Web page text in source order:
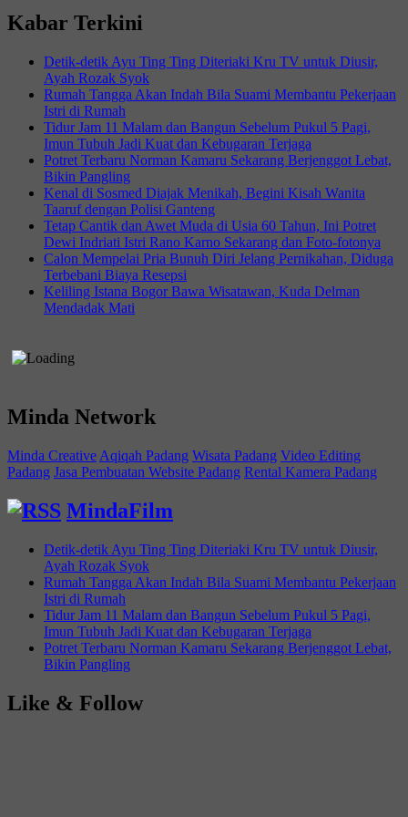
Kabar Terkini
Detik-detik Ayu Ting Ting Diteriaki Kru TV untuk Diusir,
Ayah Rozak Syok
Rumah Tangga Akan Indah Bila Suami Membantu Pekerjaan
Istri di Rumah
Tidur Jam 11 Malam dan Bangun Sebelum Pukul 5 Pagi,
Imun Tubuh Jadi Kuat dan Kebugaran Terjaga
Potret Terbaru Norman Kamaru Sekarang Berjenggot Lebat,
Bikin Pangling
Kenal di Sosmed Diajak Menikah, Begini Kisah Wanita
Taaruf dengan Polisi Ganteng
Tetap Cantik dan Awet Muda di Usia 60 Tahun, Ini Potret
Dewi Indriati Istri Rano Karno Sekarang dan Foto-fotonya
Calon Mempelai Pria Bunuh Diri Jelang Pernikahan, Diduga
Terbebani Biaya Resepsi
Keliling Istana Bogor Bawa Wisatawan, Kuda Delman
Mendadak Mati
Minda Network
Minda Creative Aqiqah Padang Wisata Padang Video Editing
Padang Jasa Pembuatan Website Padang Rental Kamera Padang
MindaFilm
Detik-detik Ayu Ting Ting Diteriaki Kru TV untuk Diusir,
Ayah Rozak Syok
Rumah Tangga Akan Indah Bila Suami Membantu Pekerjaan
Istri di Rumah
Tidur Jam 11 Malam dan Bangun Sebelum Pukul 5 Pagi,
Imun Tubuh Jadi Kuat dan Kebugaran Terjaga
Potret Terbaru Norman Kamaru Sekarang Berjenggot Lebat,
Bikin Pangling
Like & Follow